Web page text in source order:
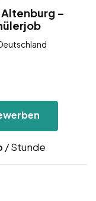
–
/ Stunde